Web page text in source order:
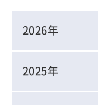
2026年
2025年